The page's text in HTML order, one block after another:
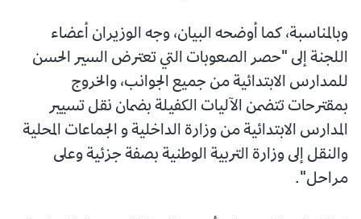
وبالمناسبة، كما أوضحه البيان، وجه الوزيران أعضاء
اللجنة إلى "حصر الصعوبات التي تعترض السير الحسن
للمدارس الابتدائية من جميع الجوانب، والخروج
بمقترحات تتضمن الآليات الكفيلة بضمان نقل تسيير
المدارس الابتدائية من وزارة الداخلية و الجماعات المحلية
والنقل إلى وزارة التربية الوطنية بصفة جزئية وعلى
مراحل".